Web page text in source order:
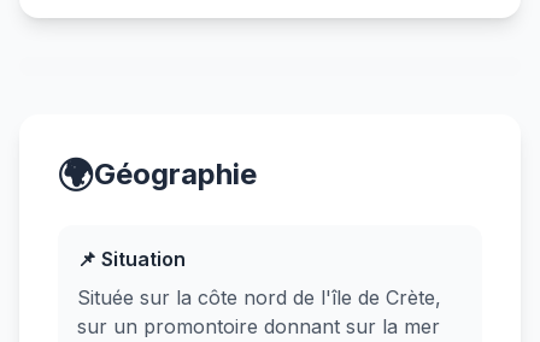
🌍Géographie
📌 Situation
Située sur la côte nord de l'île de Crète,
sur un promontoire donnant sur la mer